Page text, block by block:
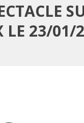
LE 23/01/